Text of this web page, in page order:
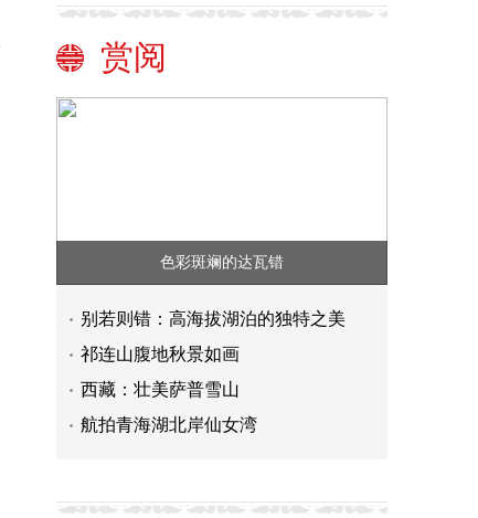
赏阅
色彩斑斓的达瓦错
别若则错：高海拔湖泊的独特之美
祁连山腹地秋景如画
西藏：壮美萨普雪山
航拍青海湖北岸仙女湾